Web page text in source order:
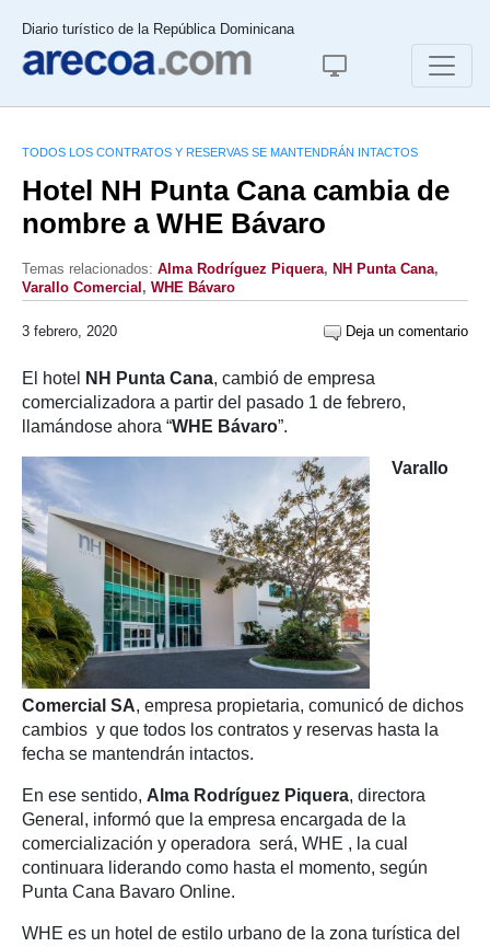
Diario turístico de la República Dominicana
TODOS LOS CONTRATOS Y RESERVAS SE MANTENDRÁN INTACTOS
Hotel NH Punta Cana cambia de
nombre a WHE Bávaro
Temas relacionados: Alma Rodríguez Piquera, NH Punta Cana,
Varallo Comercial , WHE Bávaro
3 febrero, 2020 Deja un comentario
El hotel NH Punta Cana, cambió de empresa
comercializadora a partir del pasado 1 de febrero,
llamándose ahora “WHE Bávaro”.
Varallo
Comercial SA, empresa propietaria, comunicó de dichos
cambios y que todos los contratos y reservas hasta la
fecha se mantendrán intactos.
En ese sentido, Alma Rodríguez Piquera, directora
General, informó que la empresa encargada de la
comercialización y operadora será, WHE , la cual
continuara liderando como hasta el momento, según
Punta Cana Bavaro Online.
WHE es un hotel de estilo urbano de la zona turística del